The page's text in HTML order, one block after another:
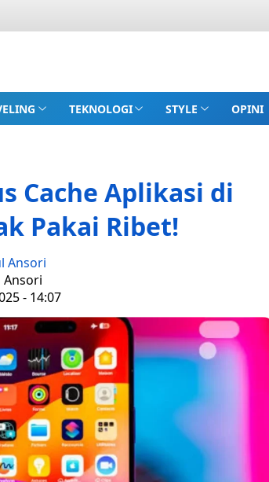
TEKNOLOGI STYLE OPINI
Cache Aplikasi di
Pakai Ribet!
Ansori
Ansori
- 14:07